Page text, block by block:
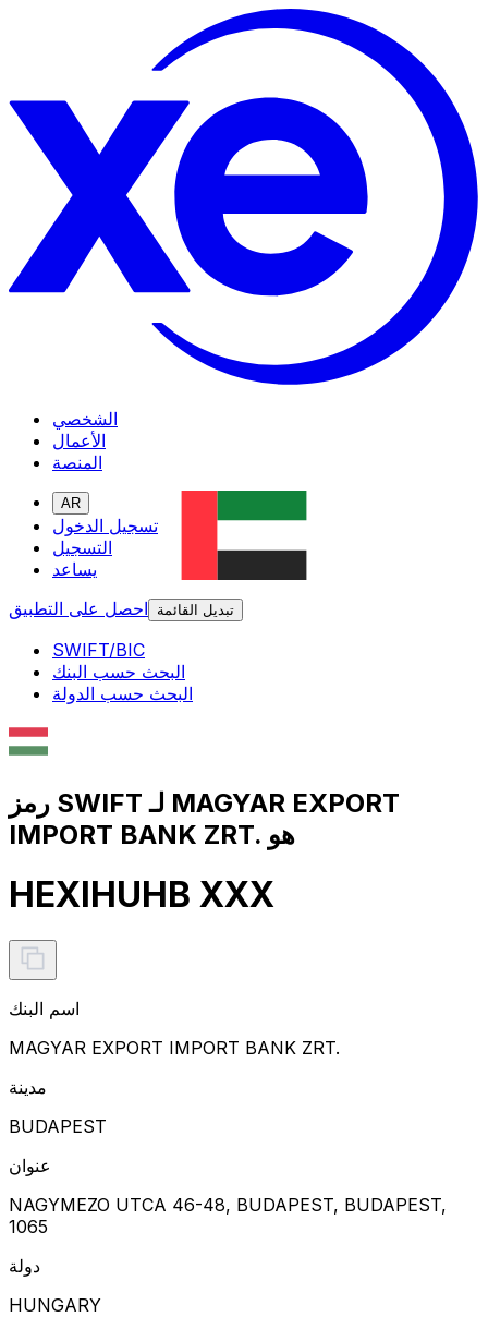
الشخصي
الأعمال
المنصة
AR
تسجيل الدخول
التسجيل
يساعد
احصل على التطبيق
تبديل القائمة
SWIFT/BIC
البحث حسب البنك
البحث حسب الدولة
رمز SWIFT لـ MAGYAR EXPORT
IMPORT BANK ZRT. هو
HEXIHUHB XXX
اسم البنك
MAGYAR EXPORT IMPORT BANK ZRT.
مدينة
BUDAPEST
عنوان
NAGYMEZO UTCA 46-48, BUDAPEST, BUDAPEST,
1065
دولة
HUNGARY